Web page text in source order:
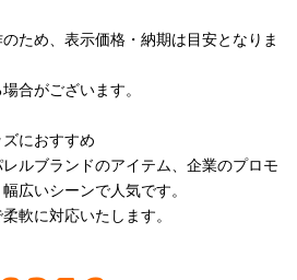
ため、表示価格・納期は目安となりま
合がございます。
におすすめ
ルブランドのアイテム、企業のプロモ
広いシーンで人気です。
軟に対応いたします。